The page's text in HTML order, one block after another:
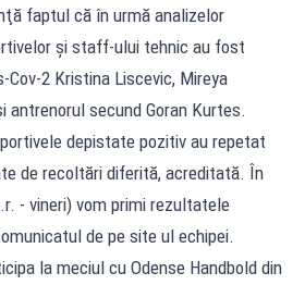
faptul că în urmă analizelor
şi staff-ului tehnic au fost
2 Kristina Liscevic, Mireya
antrenorul secund Goran Kurtes.
depistate pozitiv au repetat
de recoltări diferită, acreditată. În
- vineri) vom primi rezultatele
de pe site ul echipei.
la meciul cu Odense Handbold din